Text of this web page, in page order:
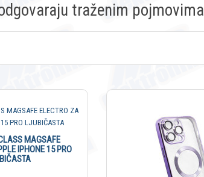
traženim pojmovima
MAGSAFE
IPHONE 15 PRO